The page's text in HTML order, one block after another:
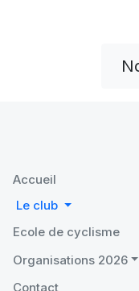
Accueil
Le club
Ecole de cyclisme
Organisations 2026
Contact